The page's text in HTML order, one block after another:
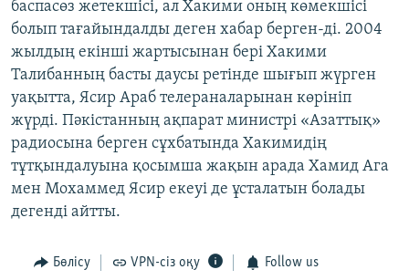
баспасөз жетекшісі, ал Хакими оның көмекшісі
болып тағайындалды деген хабар берген-ді. 2004
жылдың екінші жартысынан бері Хакими
Талибанның басты даусы ретінде шығып жүрген
уақытта, Ясир Араб телераналарынан көрініп
жүрді. Пәкістанның ақпарат министрі «Азаттық»
радиосына берген сұхбатында Хакимидің
тұтқындалуына қосымша жақын арада Хамид Ага
мен Мохаммед Ясир екеуі де ұсталатын болады
дегенді айтты.
Бөлісу VPN-сіз оқу Follow us